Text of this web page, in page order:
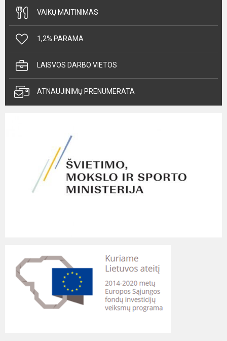
VAIKŲ MAITINIMAS
1,2% PARAMA
LAISVOS DARBO VIETOS
ATNAUJINIMŲ PRENUMERATA